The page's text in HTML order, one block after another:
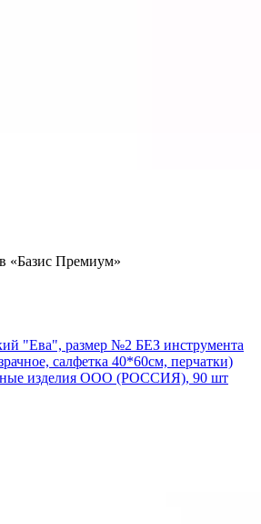
«Базис Премиум»
"Ева", размер №2 БЕЗ инструмента
салфетка 40*60см, перчатки)
изделия OOO (РОССИЯ), 90 шт